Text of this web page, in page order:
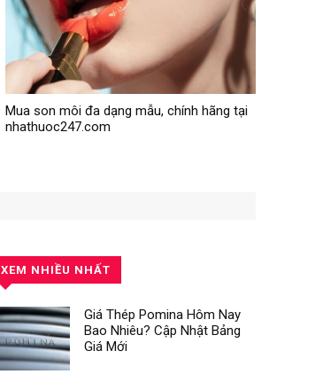
Mua son môi đa dạng mẫu, chính hãng tại
nhathuoc247.com
XEM NHIỀU NHẤT
Giá Thép Pomina Hôm Nay
Bao Nhiêu? Cập Nhật Bảng
Giá Mới